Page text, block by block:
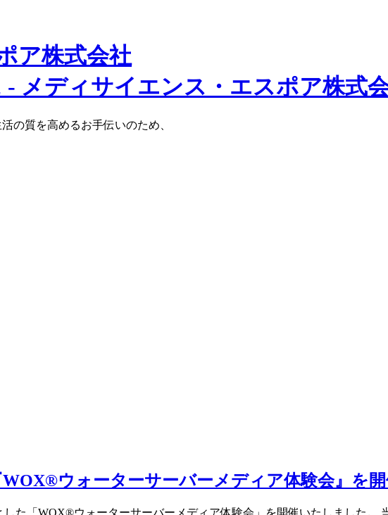
ア株式会社
の質を高めるお手伝いのため、
ウォーターサーバーメディア体験会』を開
た「WOX®ウォーターサーバーメディア体験会」を開催いたしました。